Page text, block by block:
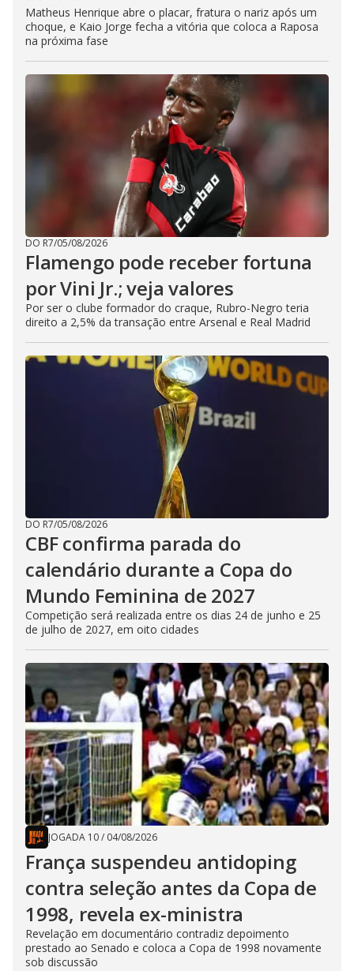
Matheus Henrique abre o placar, fratura o nariz após um
choque, e Kaio Jorge fecha a vitória que coloca a Raposa
na próxima fase
DO R7/05/08/2026
Flamengo pode receber fortuna
por Vini Jr.; veja valores
Por ser o clube formador do craque, Rubro-Negro teria
direito a 2,5% da transação entre Arsenal e Real Madrid
DO R7/05/08/2026
CBF confirma parada do
calendário durante a Copa do
Mundo Feminina de 2027
Competição será realizada entre os dias 24 de junho e 25
de julho de 2027, em oito cidades
JOGADA 10/ 04/08/2026
França suspendeu antidoping
contra seleção antes da Copa de
1998, revela ex-ministra
Revelação em documentário contradiz depoimento
prestado ao Senado e coloca a Copa de 1998 novamente
sob discussão